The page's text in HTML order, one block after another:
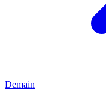
Demain